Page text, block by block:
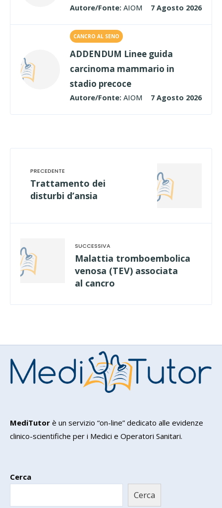
Autore/Fonte: AIOM 7 Agosto 2026
CANCRO AL SENO
ADDENDUM Linee guida
carcinoma mammario in
stadio precoce
Autore/Fonte: AIOM 7 Agosto 2026
Trattamento dei
disturbi d’ansia
Malattia tromboembolica
venosa (TEV) associata
al cancro
MediTutor è un servizio “on-line” dedicato alle evidenze
clinico-scientifiche per i Medici e Operatori Sanitari.
Cerca
Cerca